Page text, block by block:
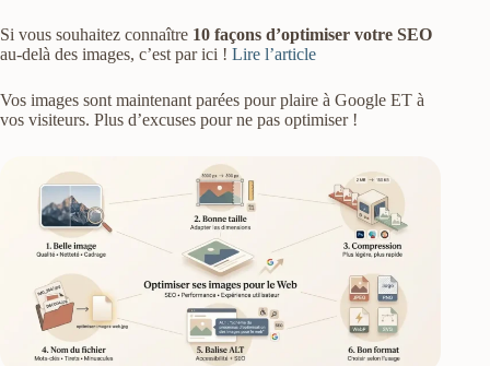
Si vous souhaitez connaître 10 façons d’optimiser votre SEO
au-delà des images, c’est par ici ! Lire l’article
Vos images sont maintenant parées pour plaire à Google ET à
vos visiteurs. Plus d’excuses pour ne pas optimiser !